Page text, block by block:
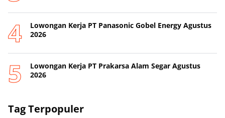
Lowongan Kerja PT Panasonic Gobel Energy Agustus
2026
Lowongan Kerja PT Prakarsa Alam Segar Agustus
2026
Tag Terpopuler